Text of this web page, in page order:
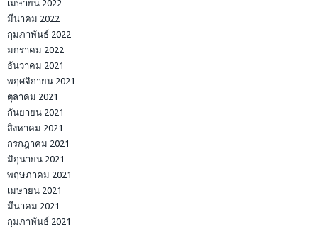
เมษายน 2022
มีนาคม 2022
กุมภาพันธ์ 2022
มกราคม 2022
ธันวาคม 2021
พฤศจิกายน 2021
ตุลาคม 2021
กันยายน 2021
สิงหาคม 2021
กรกฎาคม 2021
มิถุนายน 2021
พฤษภาคม 2021
เมษายน 2021
มีนาคม 2021
กุมภาพันธ์ 2021